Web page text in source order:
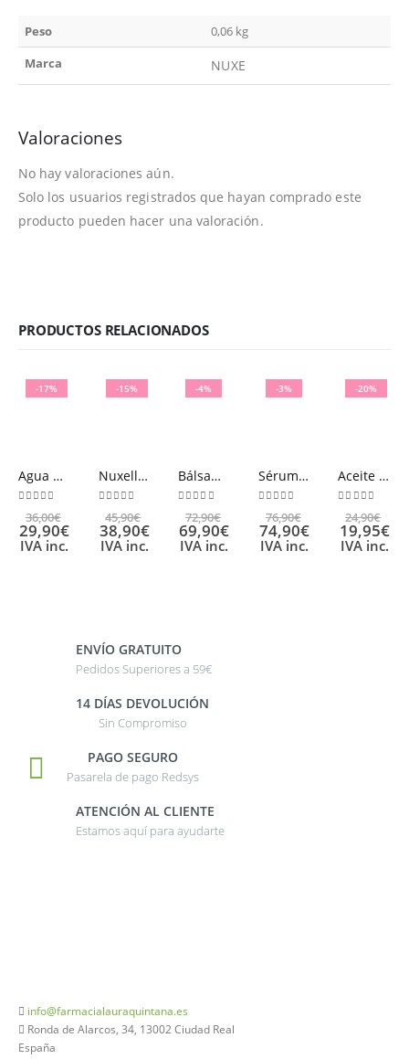
Peso
0,06 kg
Marca
NUXE
Valoraciones
No hay valoraciones aún.
Solo los usuarios registrados que hayan comprado este
producto pueden hacer una valoración.
PRODUCTOS RELACIONADOS
-17%
Agua Relajante Perfumada NUXE body 100ml
36,00€
29,90€
IVA inc.
-15%
Nuxellence® Zona Contorno de Ojos 15ml
45,90€
38,90€
IVA inc.
-4%
Bálsamo de Noche Nutri-Fortificante Nuxuriance® Gold 50ml
72,90€
69,90€
IVA inc.
-3%
Sérum Nutri-Revitalizante Nuxuriance® Gold 30ml
76,90€
74,90€
IVA inc.
-20%
Aceite seco Huile prodigieuse® NUXE 50ml
24,90€
19,95€
IVA inc.
ENVÍO GRATUITO
Pedidos Superiores a 59€
14 DÍAS DEVOLUCIÓN
Sin Compromiso
PAGO SEGURO
Pasarela de pago Redsys
ATENCIÓN AL CLIENTE
Estamos aquí para ayudarte
info@farmacialauraquintana.es
Ronda de Alarcos, 34, 13002 Ciudad Real
España